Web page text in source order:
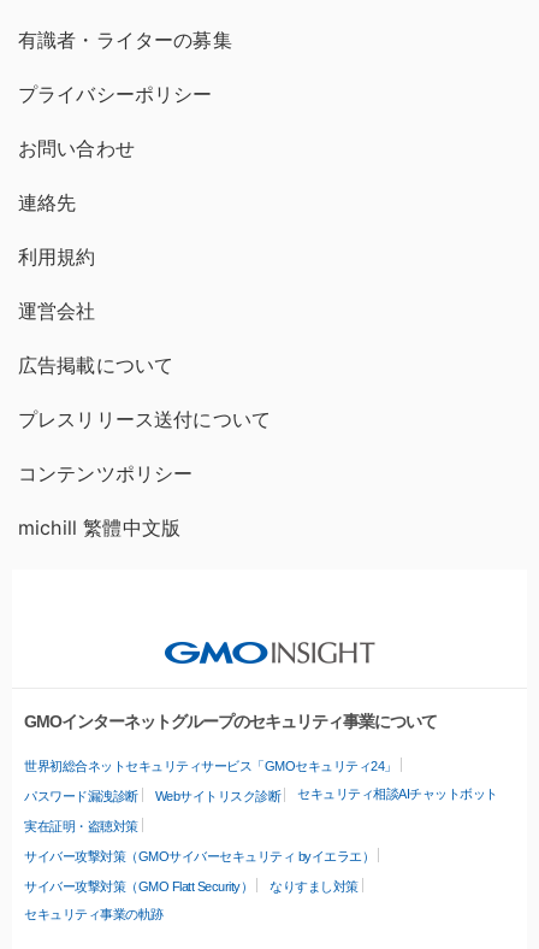
有識者・ライターの募集
プライバシーポリシー
お問い合わせ
連絡先
利用規約
運営会社
広告掲載について
プレスリリース送付について
コンテンツポリシー
michill 繁體中文版
GMOインターネットグループのセキュリティ事業について
世界初総合ネットセキュリティサービス「GMOセキュリティ24」
パスワード漏洩診断 Webサイトリスク診断 セキュリティ相談AIチャットボット
実在証明・盗聴対策
サイバー攻撃対策（GMOサイバーセキュリティ byイエラエ）
サイバー攻撃対策（GMO Flatt Security）
なりすまし対策
セキュリティ事業の軌跡